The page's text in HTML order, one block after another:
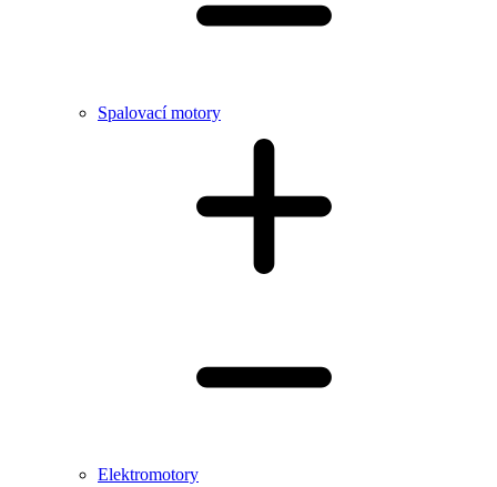
Spalovací motory
Elektromotory